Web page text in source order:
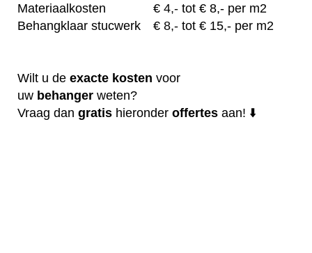
Materiaalkosten
€ 4,- tot € 8,- per m2
Behangklaar stucwerk
€ 8,- tot € 15,- per m2
Wilt u de exacte kosten voor
uw behanger weten?
Vraag dan gratis hieronder offertes aan! ⬇️